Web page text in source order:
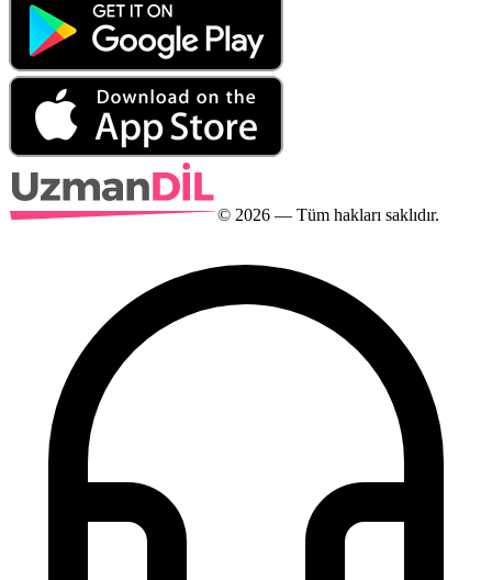
© 2026 — Tüm hakları saklıdır.